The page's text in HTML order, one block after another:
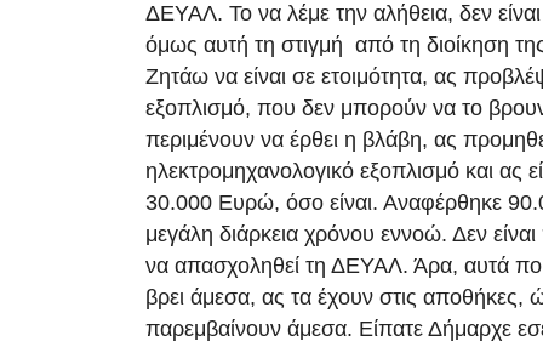
ΔΕΥΑΛ. Το να λέμε την αλήθεια, δεν
όμως αυτή τη στιγμή από τη διοίκηση
Ζητάω να είναι σε ετοιμότητα, ας
εξοπλισμό, που δεν μπορούν να το
περιμένουν να έρθει η βλάβη, ας
ηλεκτρομηχανολογικό εξοπλισμό και ας
30.000 Ευρώ, όσο είναι. Αναφέρθηκε
μεγάλη διάρκεια χρόνου εννοώ. Δεν
να απασχοληθεί τη ΔΕΥΑΛ. Άρα, αυτά
βρει άμεσα, ας τα έχουν στις αποθήκες,
παρεμβαίνουν άμεσα. Είπατε Δήμαρχε